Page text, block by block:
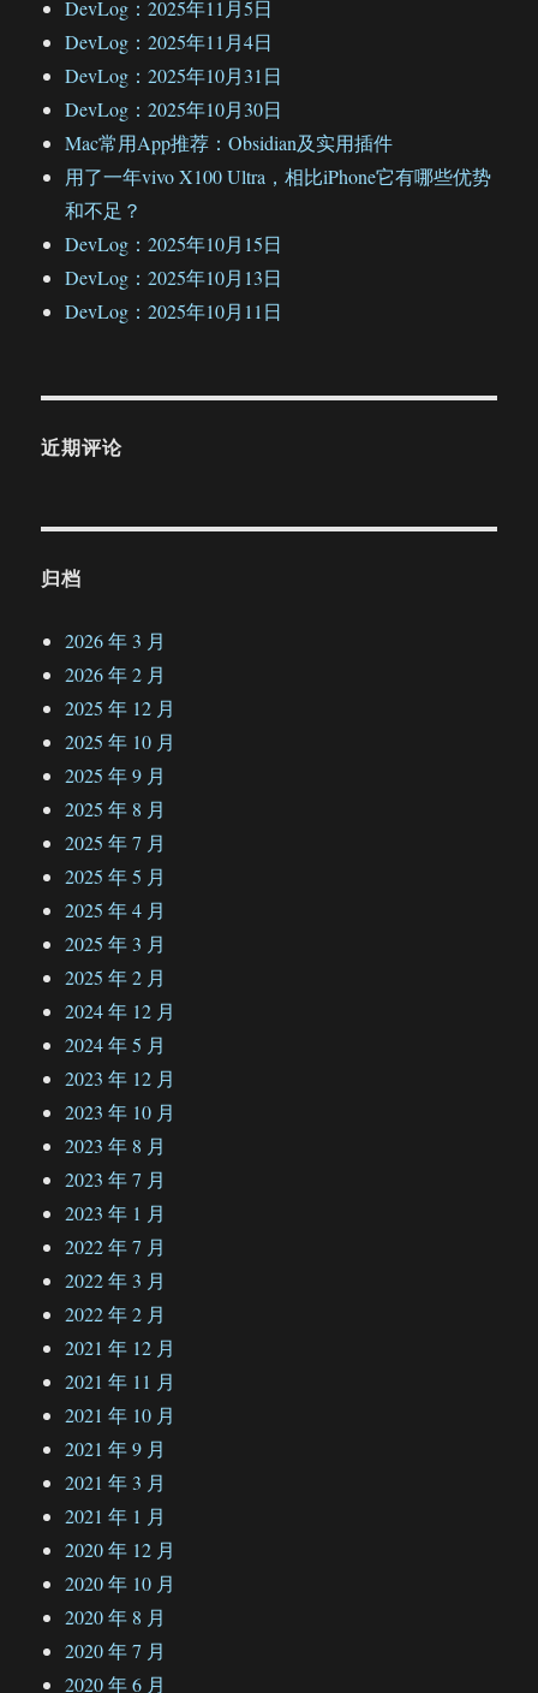
DevLog：2025年11月5日
DevLog：2025年11月4日
DevLog：2025年10月31日
DevLog：2025年10月30日
Mac常用App推荐：Obsidian及实用插件
用了一年vivo X100 Ultra，相比iPhone它有哪些优势
和不足？
DevLog：2025年10月15日
DevLog：2025年10月13日
DevLog：2025年10月11日
近期评论
归档
2026 年 3 月
2026 年 2 月
2025 年 12 月
2025 年 10 月
2025 年 9 月
2025 年 8 月
2025 年 7 月
2025 年 5 月
2025 年 4 月
2025 年 3 月
2025 年 2 月
2024 年 12 月
2024 年 5 月
2023 年 12 月
2023 年 10 月
2023 年 8 月
2023 年 7 月
2023 年 1 月
2022 年 7 月
2022 年 3 月
2022 年 2 月
2021 年 12 月
2021 年 11 月
2021 年 10 月
2021 年 9 月
2021 年 3 月
2021 年 1 月
2020 年 12 月
2020 年 10 月
2020 年 8 月
2020 年 7 月
2020 年 6 月